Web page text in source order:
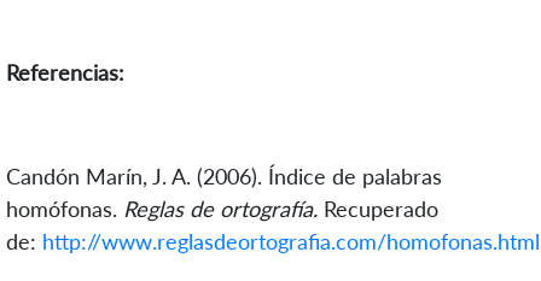
Referencias:
Candón Marín, J. A. (2006). Índice de palabras
homófonas. Reglas de ortografía. Recuperado
de: http://www.reglasdeortografia.com/homofonas.html